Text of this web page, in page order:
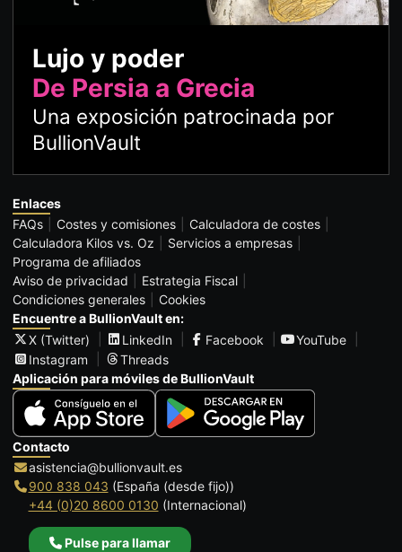
Lujo y poder
De Persia a Grecia
Una exposición patrocinada por
BullionVault
Enlaces
FAQs
Costes y comisiones
Calculadora de costes
Calculadora Kilos vs. Oz
Servicios a empresas
Programa de afiliados
Aviso de privacidad
Estrategia Fiscal
Condiciones generales
Cookies
Encuentre a BullionVault en:
X (Twitter)
LinkedIn Facebook
YouTube
Instagram
Threads
Aplicación para móviles de BullionVault
Contacto
asistencia@bullionvault.es
900 838 043 (España (desde fijo))
+44 (0)20 8600 0130 (Internacional)
Pulse para llamar